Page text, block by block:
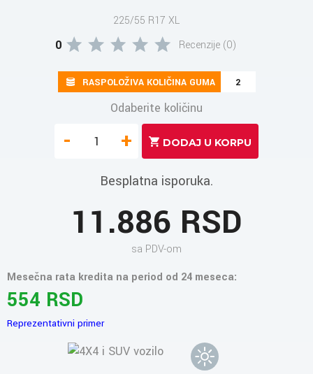
225/55 R17 XL
0 Recenzije (0)
RASPOLOŽIVA KOLIČINA GUMA 2
Odaberite količinu
- +
Besplatna isporuka.
11.886 RSD
sa PDV-om
Mesečna rata kredita na period od 24 meseca:
554 RSD
Reprezentativni primer